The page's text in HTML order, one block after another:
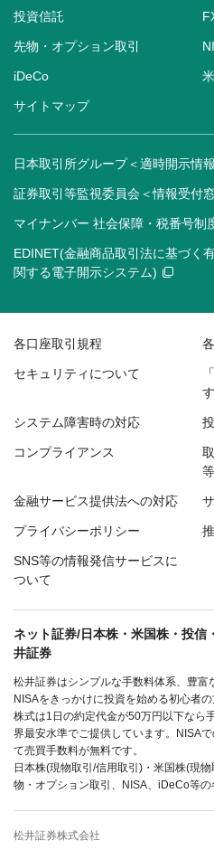
投資信託
先物・オプション取引
iDeCo
サイトマップ
日本取引所グループ＜適時開示情
証券取引等監視委員会＜情報受付
マイナンバー 社会保障・税番号制
EDINET(金融商品取引法に基づく
関する電子開示システム)
各口座取引規程
セキュリティについて
システム障害時の対応
コンプライアンス
金融サービス提供法への対応
プライバシーポリシー
SNS等の情報発信サービスに
ついて
ネット証券/日本株・米国株・投信
井証券
松井証券はシンプルな手数料体系、豊
NISAをきっかけに投資を始める初心者の
株式は1日の約定代金が50万円以下なら
界最安水準でご提供しています。NISA
て売買手数料が無料です。
日本株(現物取引/信用取引)・米国株(現
物・オプション取引、NISA、iDeCo等の
松井証券株式会社